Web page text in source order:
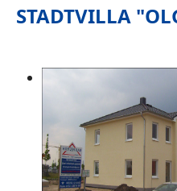
STADTVILLA